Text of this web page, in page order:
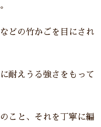
どの竹かごを目にされ
耐えうる強さをもって
こと、それを丁寧に編